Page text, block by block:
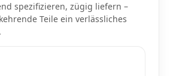
spezifizieren, zügig liefern –
Teile ein verlässliches